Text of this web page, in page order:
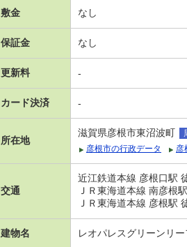
敷金 なし
保証金 なし
更新料 -
カード決済 -
所在地
滋賀県彦根市東沼波町
彦根市の行政データ
彦
交通
近江鉄道本線 彦根口駅
ＪＲ東海道本線 南彦根
ＪＲ東海道本線 彦根駅
建物名 レオパレスグリーンリー